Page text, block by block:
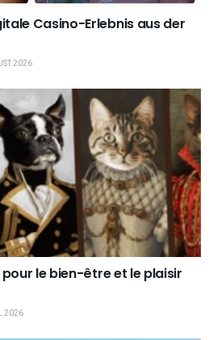
Casino-Erlebnis aus der
2026
le bien-être et le plaisir
2026